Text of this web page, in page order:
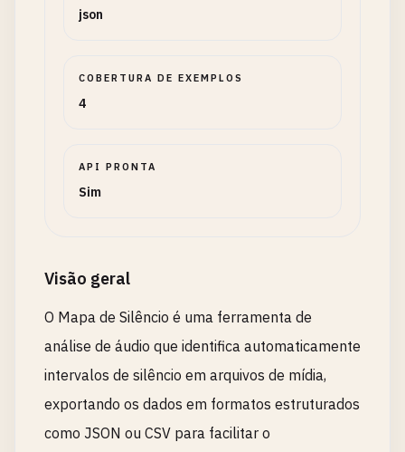
json
COBERTURA DE EXEMPLOS
4
API PRONTA
Sim
Visão geral
O Mapa de Silêncio é uma ferramenta de
análise de áudio que identifica automaticamente
intervalos de silêncio em arquivos de mídia,
exportando os dados em formatos estruturados
como JSON ou CSV para facilitar o